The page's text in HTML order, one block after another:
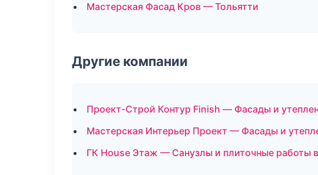
Мастерская Фасад Кров — Тольятти
Другие компании
Проект-Строй Контур Finish — Фасады и
Мастерская Интерьер Проект — Фасады и
ГК House Этаж — Санузлы и плиточные работы